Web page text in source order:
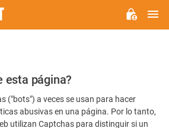
esta página?
("bots") a veces se usan para hacer
abusivas en una página. Por lo tanto,
utilizan Captchas para distinguir si un